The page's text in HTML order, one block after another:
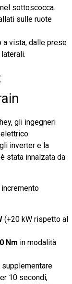
sottoscocca.
sulle ruote
a vista, dalle prese
gli ingegneri
inverter e la
stata innalzata da
(+20 kW rispetto al
Nm in modalità
10 secondi,